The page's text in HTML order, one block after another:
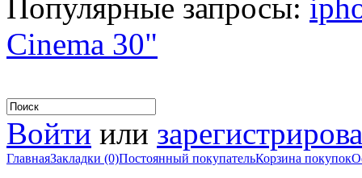
Популярные запросы:
Cinema 30"
Войти или
ГлавнаяЗакладки (0)Постоянный покупательКорзина покупок